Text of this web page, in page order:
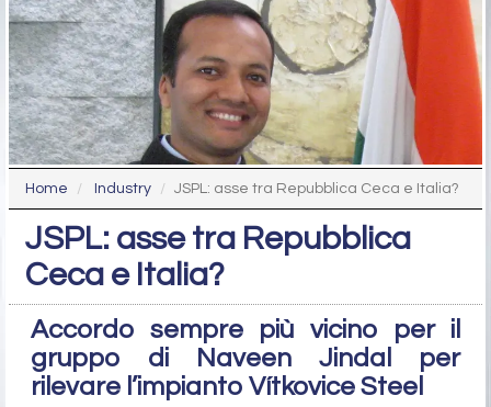
Home Industry JSPL: asse tra Repubblica Ceca e Italia?
JSPL: asse tra Repubblica
Ceca e Italia?
Accordo sempre più vicino per il
gruppo di Naveen Jindal per
rilevare l’impianto Vítkovice Steel